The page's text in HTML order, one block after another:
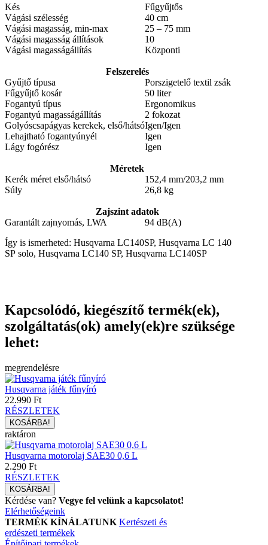
Kés
Fűgyűjtős
Vágási szélesség
40 cm
Vágási magasság, min-max
25 – 75 mm
Vágási magasság állítások
10
Vágási magasságállítás
Központi
Felszerelés
Gyűjtő típusa
Porszigetelő textil zsák
Fűgyűjtő kosár
50 liter
Fogantyú típus
Ergonomikus
Fogantyú magasságállítás
2 fokozat
Golyóscsapágyas kerekek, első/hátsóIgen/Igen
Lehajtható fogantyúnyél
Igen
Lágy fogórész
Igen
Méretek
Kerék méret első/hátsó
152,4 mm/203,2 mm
Súly
26,8 kg
Zajszint adatok
Garantált zajnyomás, LWA
94 dB(A)
Így is ismerheted: Husqvarna LC140SP, Husqvarna LC 140
SP solo, Husqvarna LC140 SP, Husqvarna LC140SP
Kapcsolódó, kiegészítő termék(ek),
szolgáltatás(ok) amely(ek)re szüksége
lehet:
megrendelésre
Husqvarna játék fűnyíró
22.990 Ft
RÉSZLETEK
raktáron
Husqvarna motorolaj SAE30 0,6 L
2.290 Ft
RÉSZLETEK
Kérdése van? Vegye fel velünk a kapcsolatot!
Elérhetőségeink
TERMÉK KÍNÁLATUNK Kertészeti és
erdészeti termékek